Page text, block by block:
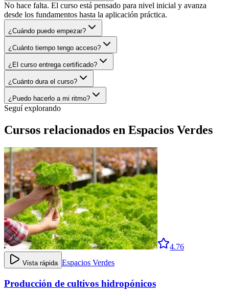
No hace falta. El curso está pensado para nivel inicial y avanza
desde los fundamentos hasta la aplicación práctica.
¿Cuándo puedo empezar?
¿Cuánto tiempo tengo acceso?
¿El curso entrega certificado?
¿Cuánto dura el curso?
¿Puedo hacerlo a mi ritmo?
Seguí explorando
Cursos relacionados en Espacios Verdes
4.76
Vista rápida Espacios Verdes
Producción de cultivos hidropónicos